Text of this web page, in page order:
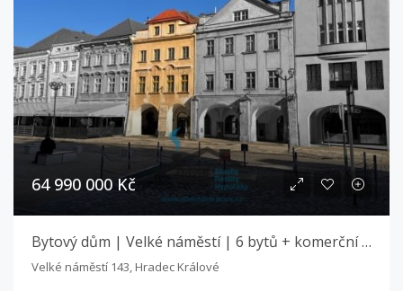
64 990 000 Kč
Bytový dům | Velké náměstí | 6 bytů + komerční prostor
Velké náměstí 143, Hradec Králové